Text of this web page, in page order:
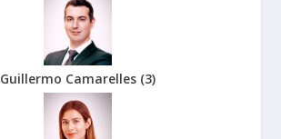
Guillermo Camarelles (3)